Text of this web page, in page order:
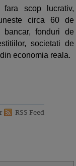
scop lucrativ,
circa 60 de
bancar, fonduri de
societati de
economia reala.
RSS Feed